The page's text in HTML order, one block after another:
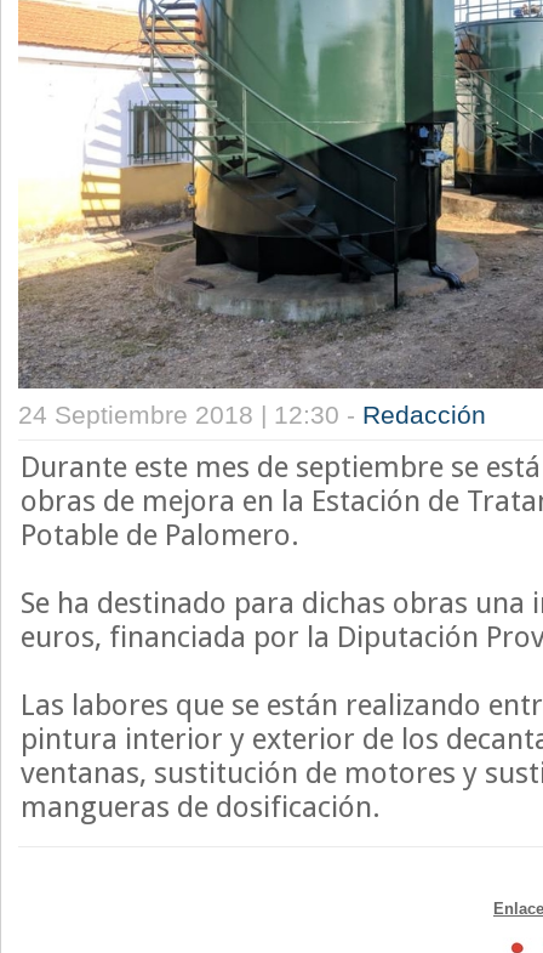
24 Septiembre 2018 | 12:30 - Redacción
Durante este mes de septiembre se
obras de mejora en la Estación de
Potable de Palomero.
Se ha destinado para dichas obras una
euros, financiada por la Diputación
Las labores que se están realizando
pintura interior y exterior de los
ventanas, sustitución de motores y
mangueras de dosificación.